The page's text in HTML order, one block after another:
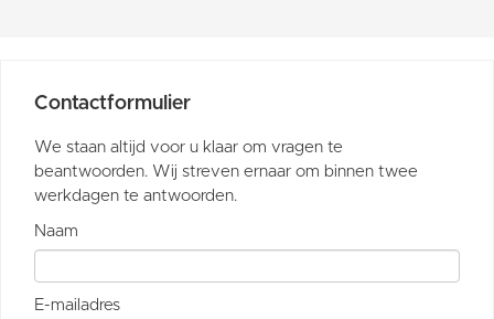
Contactformulier
We staan altijd voor u klaar om vragen te
beantwoorden. Wij streven ernaar om binnen twee
werkdagen te antwoorden.
Naam
E-mailadres